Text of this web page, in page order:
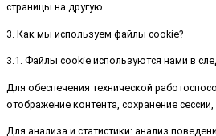
страницы на другую.
3. Как мы используем файлы cookie?
3.1. Файлы cookie используются нами в
Для обеспечения технической
отображение контента, сохранение
Для анализа и статистики: анализ